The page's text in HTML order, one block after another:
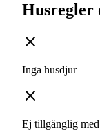
Husregler
Inga husdjur
Ej tillgänglig